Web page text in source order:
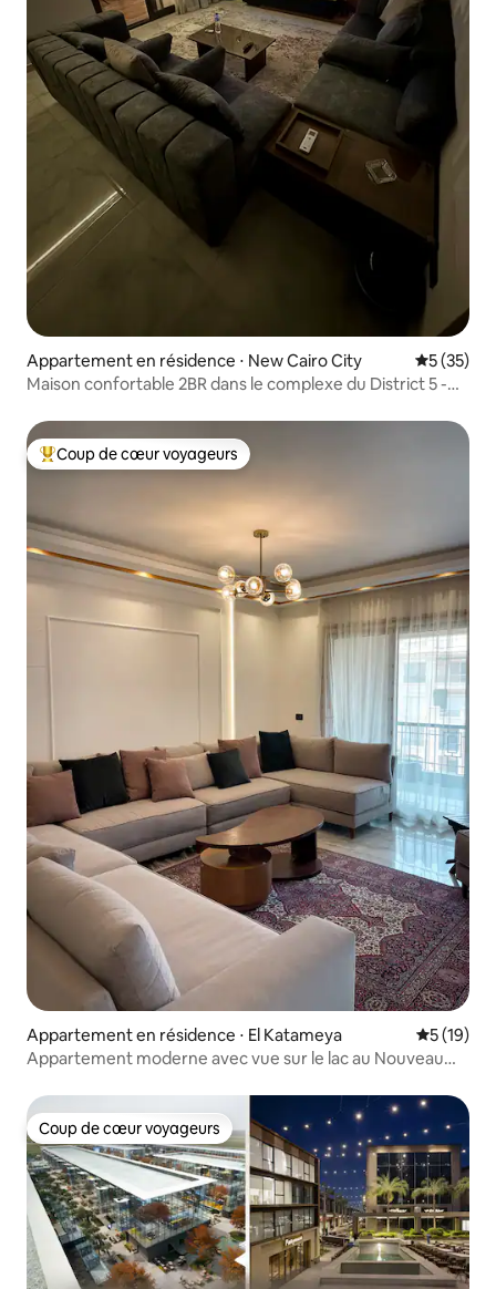
Appartement en résidence ⋅ New Cairo City
5 (35)
Maison confortable 2BR dans le complexe du District 5 -
Coups de cœur voyageurs les plus appréciés
Coup de cœur voyageurs
Appartement en résidence ⋅ El Katameya
5 (19)
Appartement moderne avec vue sur le lac au Nouveau
Coup de cœur voyageurs
Coup de cœur voyageurs